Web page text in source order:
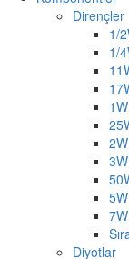
Dirençler
1/
1/
Diyotlar